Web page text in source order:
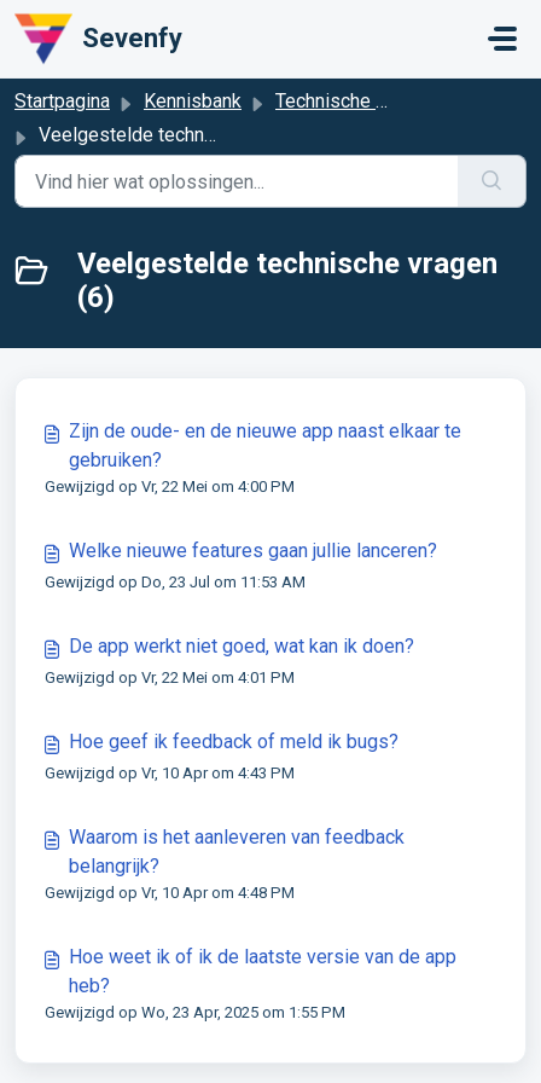
Doorgaan naar hoofdinhoud
Sevenfy
Startpagina Kennisbank
Technische ondersteuning & feedback
Veelgestelde technische vragen
Veelgestelde technische vragen
(6)
Zijn de oude- en de nieuwe app naast elkaar te
gebruiken?
Gewijzigd op Vr, 22 Mei om 4:00 PM
Welke nieuwe features gaan jullie lanceren?
Gewijzigd op Do, 23 Jul om 11:53 AM
De app werkt niet goed, wat kan ik doen?
Gewijzigd op Vr, 22 Mei om 4:01 PM
Hoe geef ik feedback of meld ik bugs?
Gewijzigd op Vr, 10 Apr om 4:43 PM
Waarom is het aanleveren van feedback
belangrijk?
Gewijzigd op Vr, 10 Apr om 4:48 PM
Hoe weet ik of ik de laatste versie van de app
heb?
Gewijzigd op Wo, 23 Apr, 2025 om 1:55 PM